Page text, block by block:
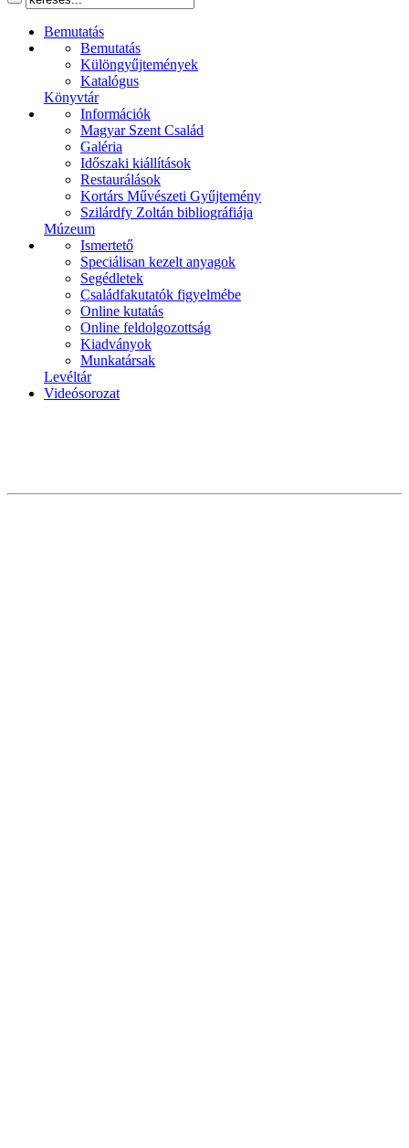
Bemutatás
Bemutatás
Különgyűjtemények
Katalógus
Könyvtár
Információk
Magyar Szent Család
Galéria
Időszaki kiállítások
Restaurálások
Kortárs Művészeti Gyűjtemény
Szilárdfy Zoltán bibliográfiája
Múzeum
Ismertető
Speciálisan kezelt anyagok
Segédletek
Családfakutatók figyelmébe
Online kutatás
Online feldolgozottság
Kiadványok
Munkatársak
Levéltár
Videósorozat